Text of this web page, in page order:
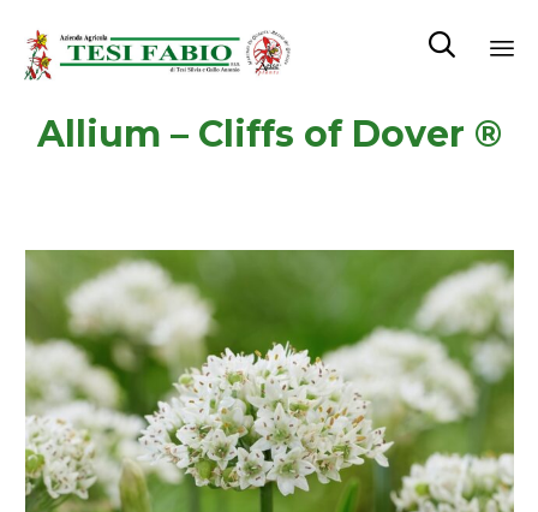

Allium – Cliffs of Dover ®